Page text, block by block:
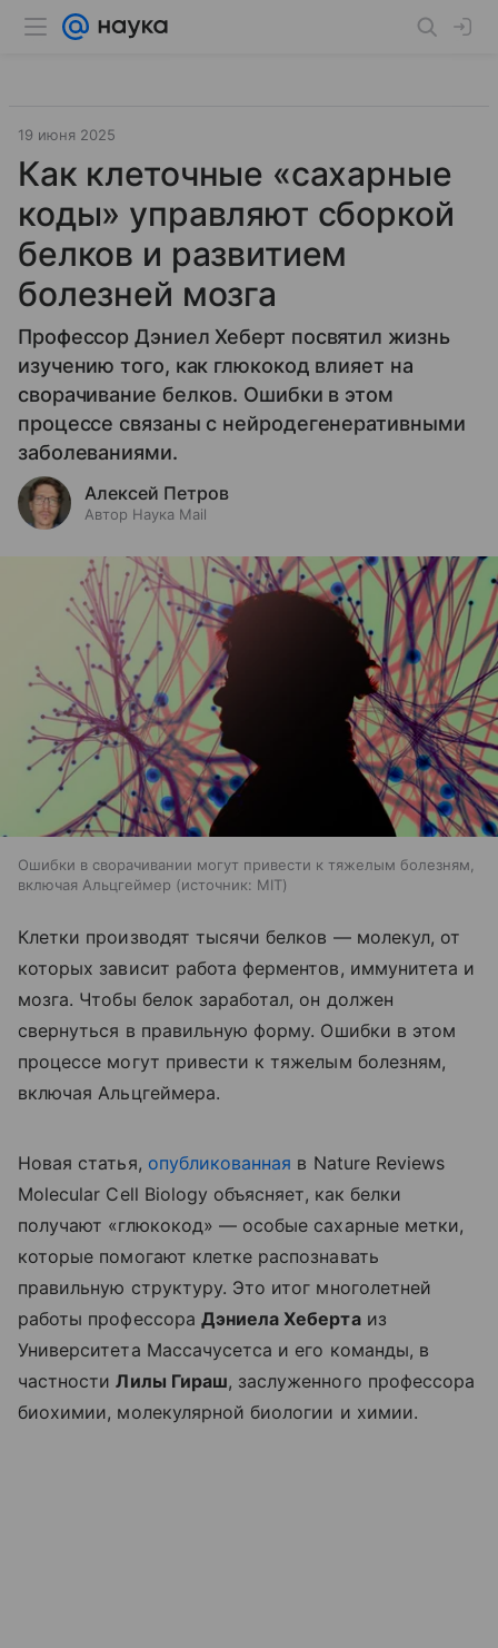
19 июня 2025
Как клеточные «сахарные
коды» управляют сборкой
белков и развитием
болезней мозга
Профессор Дэниел Хеберт посвятил жизнь
изучению того, как глюкокод влияет на
сворачивание белков. Ошибки в этом
процессе связаны с нейродегенеративными
заболеваниями.
Алексей Петров
Автор Наука Mail
Ошибки в сворачивании могут привести к тяжелым болезням,
включая Альцгеймер
источник: MIT
Клетки производят тысячи белков — молекул, от
которых зависит работа ферментов, иммунитета и
мозга. Чтобы белок заработал, он должен
свернуться в правильную форму. Ошибки в этом
процессе могут привести к тяжелым болезням,
включая Альцгеймера.
Новая статья, опубликованная в Nature Reviews
Molecular Cell Biology объясняет, как белки
получают «глюкокод» — особые сахарные метки,
которые помогают клетке распознавать
правильную структуру. Это итог многолетней
работы профессора Дэниела Хебертаиз
Университета Массачусетса и его команды, в
частностиЛилы Гираш, заслуженного профессора
биохимии, молекулярной биологии и химии.